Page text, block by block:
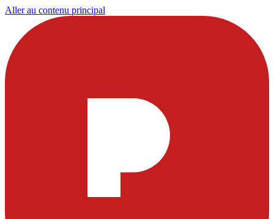
Aller au contenu principal